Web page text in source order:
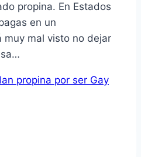
propina. En Estados
en un
muy mal visto no dejar
propina por ser Gay